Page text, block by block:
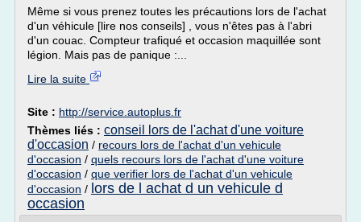
Même si vous prenez toutes les précautions lors de l'achat
d'un véhicule [lire nos conseils] , vous n'êtes pas à l'abri
d'un couac. Compteur trafiqué et occasion maquillée sont
légion. Mais pas de panique :...
Lire la suite
Site : http://service.autoplus.fr
Thèmes liés : conseil lors de l'achat d'une voiture
d'occasion / recours lors de l'achat d'un vehicule
d'occasion / quels recours lors de l'achat d'une voiture
d'occasion / que verifier lors de l'achat d'un vehicule
d'occasion / lors de l achat d un vehicule d
occasion